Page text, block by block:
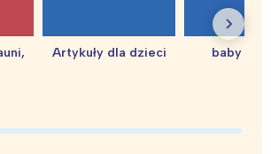
Artykuły dla dzieci baby